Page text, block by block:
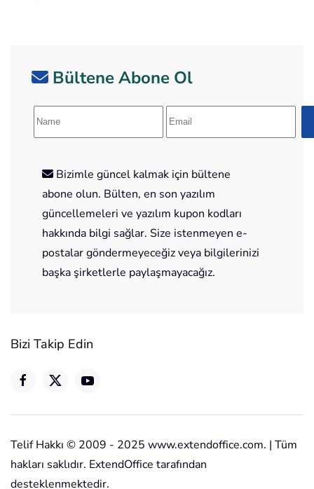
Bültene Abone Ol
Bizimle güncel kalmak için bültene
abone olun. Bülten, en son yazılım
güncellemeleri ve yazılım kupon kodları
hakkında bilgi sağlar. Size istenmeyen e-
postalar göndermeyeceğiz veya bilgilerinizi
başka şirketlerle paylaşmayacağız.
Bizi Takip Edin
Telif Hakkı © 2009 - 2025 www.extendoffice.com. | Tüm
hakları saklıdır. ExtendOffice tarafından
desteklenmektedir.